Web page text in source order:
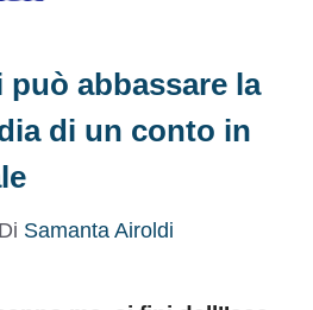
può abbassare la
di un conto in
Di Samanta Airoldi